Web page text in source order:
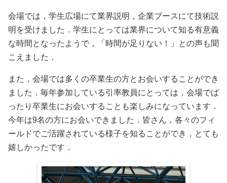
会場では，学生広場にて業界説明，企業ブースにて技術説
明を受けました．学生にとっては業界について知る有意義
な時間となったようで，「時間が足りない！」との声も聞
こえました．
また，会場では多くの卒業生の方とお会いすることができ
ました．毎年参加している引率教員にとっては，会場でば
ったり卒業生にお会いすることも楽しみになっています．
今年は9名の方にお会いできました．皆さん，各々のフィ
ールドでご活躍されている様子を知ることができ，とても
嬉しかったです．